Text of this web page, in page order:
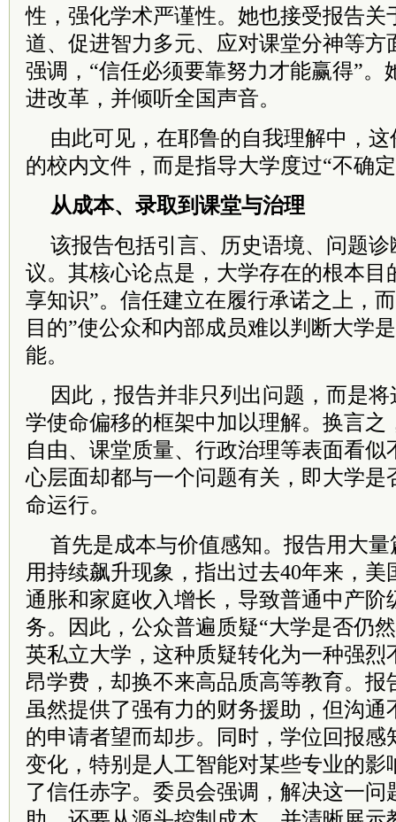
性，强化学术严谨性。她也接受报告关
道、促进智力多元、应对课堂分神等方
强调，“信任必须要靠努力才能赢得”。
进改革，并倾听全国声音。
由此可见，在耶鲁的自我理解中，
的校内文件，而是指导大学度过“不确
从成本、录取到课堂与治理
该报告包括引言、历史语境、问题
议。其核心论点是，大学存在的根本目
享知识”。信任建立在履行承诺之上，
目的”使公众和内部成员难以判断大学
能。
因此，报告并非只列出问题，而是
学使命偏移的框架中加以理解。换言之
自由、课堂质量、行政治理等表面看似
心层面却都与一个问题有关，即大学是
命运行。
首先是成本与价值感知。报告用大
用持续飙升现象，指出过去40年来，
通胀和家庭收入增长，导致普通中产阶
务。因此，公众普遍质疑“大学是否仍
英私立大学，这种质疑转化为一种强烈
昂学费，却换不来高品质高等教育。报
虽然提供了强有力的财务援助，但沟通
的申请者望而却步。同时，学位回报感
变化，特别是人工智能对某些专业的影
了信任赤字。委员会强调，解决这一问